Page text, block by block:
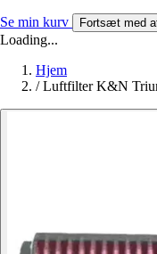
Se min kurv Fortsæt med
Loading...
Hjem
/ Luftfilter K&N